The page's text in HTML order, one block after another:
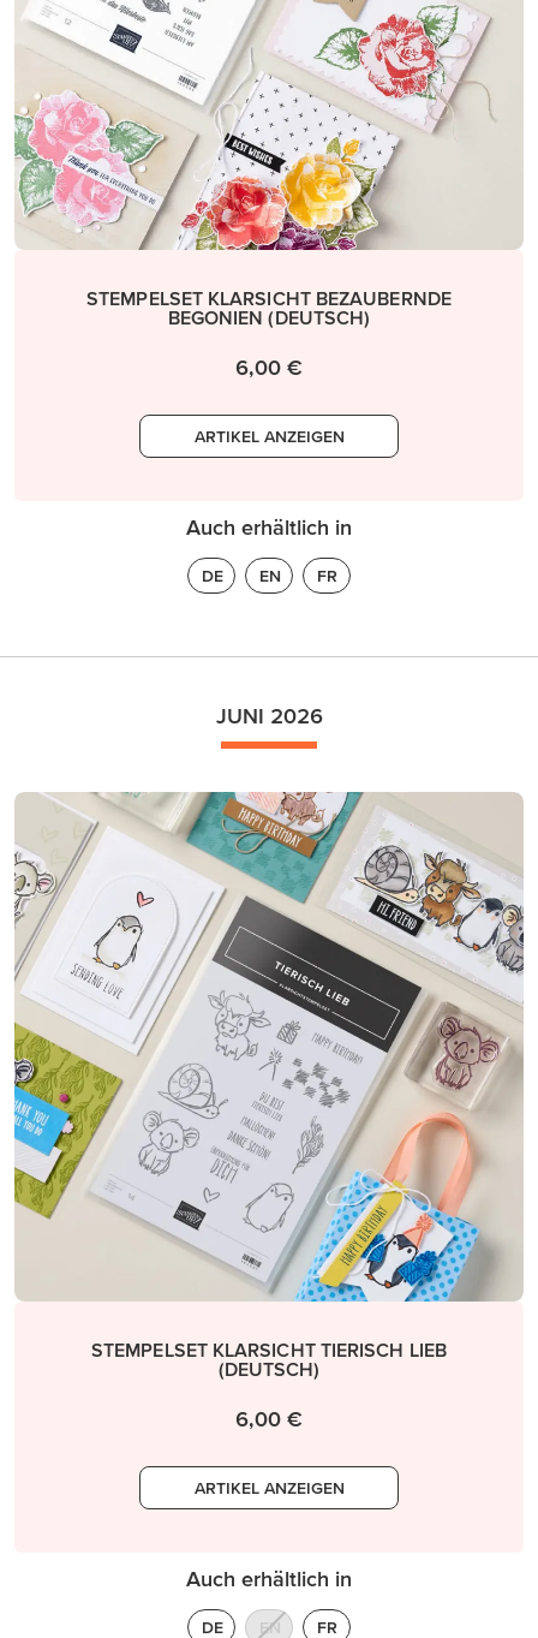
STEMPELSET KLARSICHT BEZAUBERNDE
BEGONIEN (DEUTSCH)
6,00 €
ARTIKEL ANZEIGEN
Auch erhältlich in
DE EN FR
JUNI 2026
STEMPELSET KLARSICHT TIERISCH LIEB
(DEUTSCH)
6,00 €
ARTIKEL ANZEIGEN
Auch erhältlich in
DE EN FR